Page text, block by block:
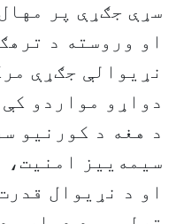
سړې جګړې پر
او وروسته د
نړیوالې جګړې
دواړو مواردو
د هغه د کورنیو
سیمه‌ییز امنیت،
او د نړیوال